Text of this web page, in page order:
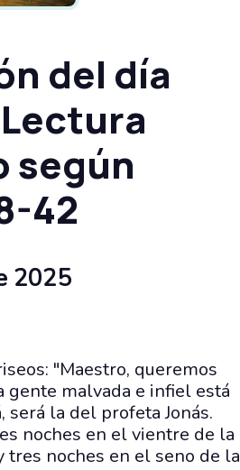
del día
según
42
2025
"Maestro, queremos
gente malvada e infiel está
será la del profeta Jonás.
noches en el vientre de la
noches en el seno de la